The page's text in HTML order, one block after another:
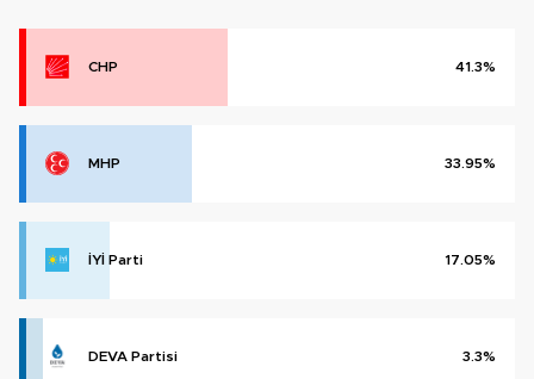
CHP 41.3%
MHP 33.95%
İYİ Parti 17.05%
DEVA Partisi 3.3%